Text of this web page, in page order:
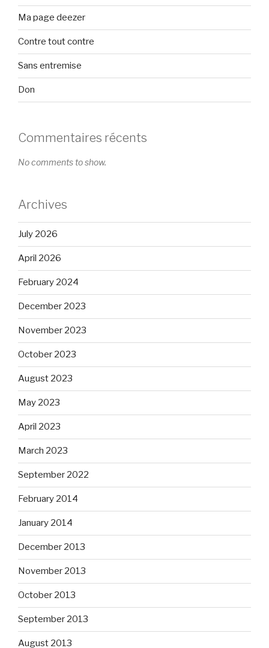
Ma page deezer
Contre tout contre
Sans entremise
Don
Commentaires récents
No comments to show.
Archives
July 2026
April 2026
February 2024
December 2023
November 2023
October 2023
August 2023
May 2023
April 2023
March 2023
September 2022
February 2014
January 2014
December 2013
November 2013
October 2013
September 2013
August 2013